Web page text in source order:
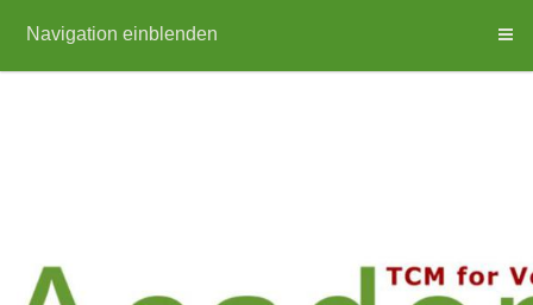
Navigation einblenden